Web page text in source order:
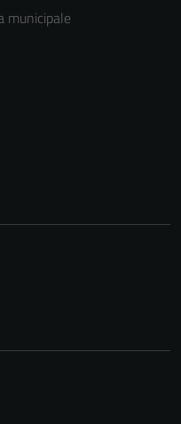
municipale